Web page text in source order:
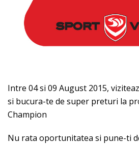
Intre 04 si 09 August 2015,
si bucura-te de super preturi la
Champion
Nu rata oportunitatea si pune-ti